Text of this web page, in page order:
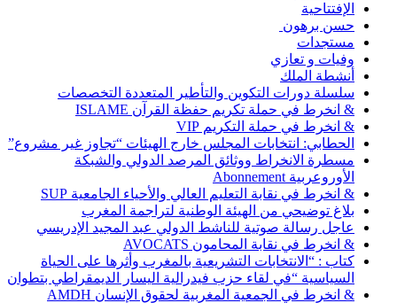
الإفتتاحية
حسن برهون
مستجدات
وفيات و تعازي
أنشطة الملك
سلسلة دورات التكوين والتأطير المتعددة التخصصات
& انخرط في حملة تكريم حفظة القرآن ISLAME
& انخرط في حملة التكريم VIP
الحطابي: انتخابات المجلس خارج الهيئات “تجاوز غير مشروع”
مسطرة الانخراط ووثائق المرصد الدولي والشبكة
الأوروعربية Abonnement
& انخرط في نقابة التعليم العالي والأحياء الجامعية SUP
بلاغ توضيحي من الهيئة الوطنية لتراجمة المغرب
عاجل رسالة صوتية للناشط الدولي عبد المجيد الإدريسي
& انخرط في نقابة المحامون AVOCATS
كتاب : “الانتخابات التشريعية بالمغرب وأثرها على الحياة
السياسية “في لقاء حزب فيدرالية اليسار الديمقراطي بتطوان
& انخرط في الجمعية المغربية لحقوق الإنسان AMDH